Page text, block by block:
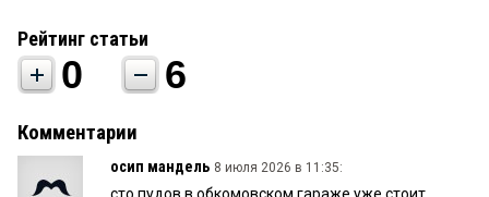
Рейтинг статьи
0 6
Комментарии
осип мандель 8 июля 2026 в 11:35: